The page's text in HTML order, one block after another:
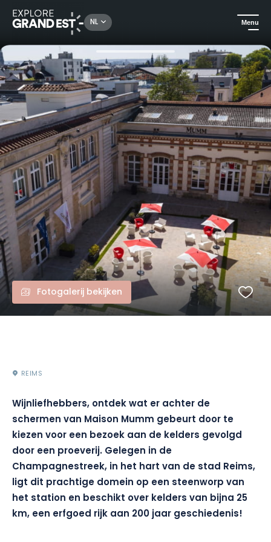
NL Menu
Kijk je ogen uit in de Grand Est Kelderrondleiding en proeverij bij Mumm
Fotogalerij bekijken
REIMS
Wijnliefhebbers, ontdek wat er achter de
schermen van Maison Mumm gebeurt door te
kiezen voor een bezoek aan de kelders gevolgd
door een proeverij. Gelegen in de
Champagnestreek, in het hart van de stad Reims,
ligt dit prachtige domein op een steenworp van
het station en beschikt over kelders van bijna 25
km, een erfgoed rijk aan 200 jaar geschiedenis!